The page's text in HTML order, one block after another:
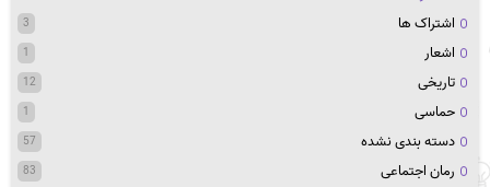
اشتراک ها
3
اشعار 1
تاریخی 12
حماسی 1
دسته بندی نشده 57
رمان اجتماعی 83